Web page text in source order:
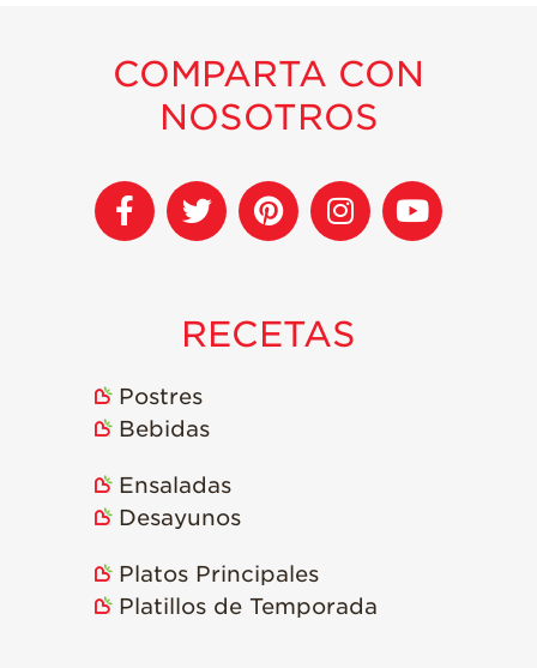
COMPARTA CON
NOSOTROS
RECETAS
Postres
Bebidas
Ensaladas
Desayunos
Platos Principales
Platillos de Temporada